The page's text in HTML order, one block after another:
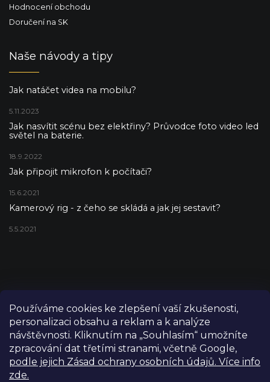
Používáme cookies ke zlepšení vaší zkušenosti,
personalizaci obsahu a reklam a k analýze
návštěvnosti. Kliknutím na „Souhlasím“ umožníte
zpracování dat třetími stranami, včetně Google,
podle jejich Zásad ochrany osobních údajů. Více info
zde.
Hodnocení obchodu
Doručení na SK
Naše návody a tipy
Jak natáčet videa na mobilu?
5.11.2023
Jak nasvítit scénu bez elektřiny? Průvodce foto video led
světel na baterie.
18.9.2022
Jak připojit mikrofon k počítači?
15.6.2021
Kamerový rig - z čeho se skládá a jak jej sestavit?
5.5.2021